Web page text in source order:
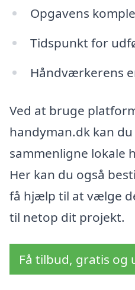
Opgavens
Tidspunkt for
Håndværkerens
Ved at bruge
handyman.dk kan
sammenligne lokale
Her kan du også
få hjælp til at vælge
til netop dit projekt.
Få tilbud, gratis og